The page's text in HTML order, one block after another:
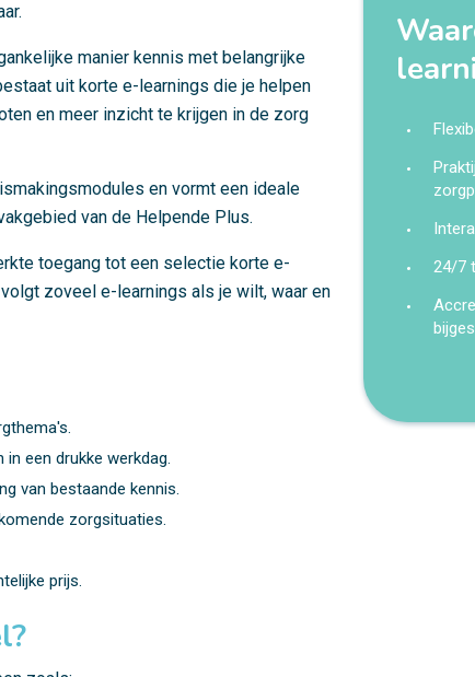
manier kennis met belangrijke
uit korte e-learnings die je helpen
en meer inzicht te krijgen in de zorg
en vormt een ideale
van de Helpende Plus.
toegang tot een selectie korte e-
zoveel e-learnings als je wilt, waar en
een drukke werkdag.
van bestaande kennis.
zorgsituaties.
prijs.
24/7